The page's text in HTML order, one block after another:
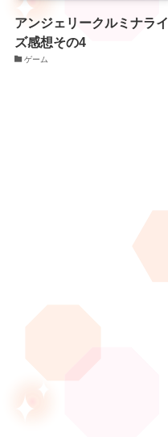
アンジェリークルミナライ
ズ感想その4
ゲーム